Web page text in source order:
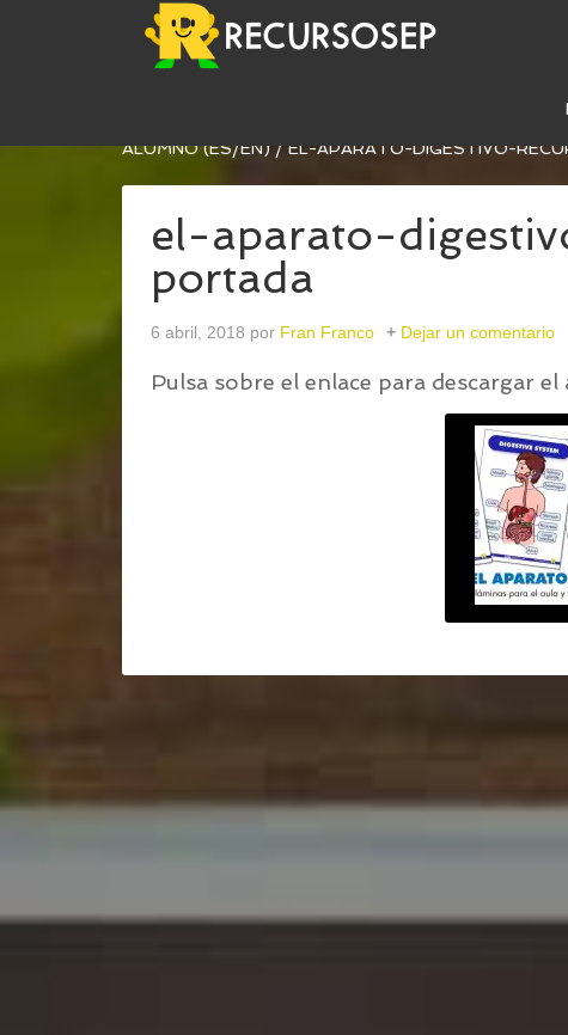
EL APARATO
ALUMNO (ES/EN) / EL-APARATO-DIGESTIVO-
el-aparato-
portada
6 abril, 2018 por Fran Franco Dejar un comentario
Pulsa sobre el enlace para descargar el